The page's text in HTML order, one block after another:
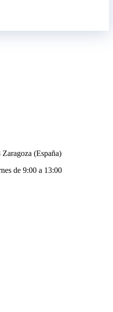
(España)
de 9:00 a 13:00